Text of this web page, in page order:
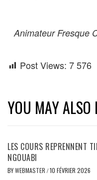
Animateur Fresque
Post Views: 7 576
YOU MAY ALSO
LES COURS REPRENNENT
NGOUABI
BYWEBMASTER /10 FÉVRIER 2026